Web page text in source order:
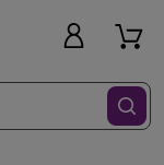
Filtra